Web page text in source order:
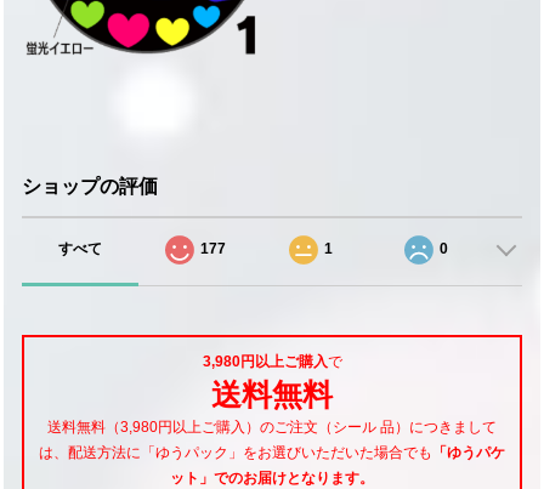
ショップの評価
すべて 177 1 0
3,980円以上ご購入で
送料無料
送料無料（3,980円以上ご購入）のご注文（シール 品）につきまして
は、配送方法に「ゆうパック」をお選びいただいた場合でも
「ゆうパケ
ット」でのお届けとなります。